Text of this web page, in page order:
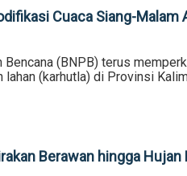
Cuaca Siang-Malam
Bencana (BNPB) terus
lahan (karhutla) di Provinsi
Berawan hingga Hujan